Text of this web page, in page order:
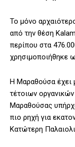
Το μόνο
από την θέση
περίπου στα
χρησιμοποιήθηκε
Η Μαραθούσα έχει
τέτοιων
Μαραθούσας
πιο ρηχή για
Κατώτερη